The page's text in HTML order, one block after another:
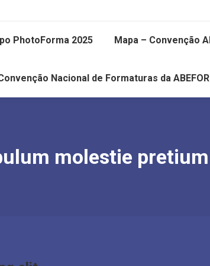
PhotoForma 2025 Mapa – Convenção
Nacional de Formaturas da
molestie pretium